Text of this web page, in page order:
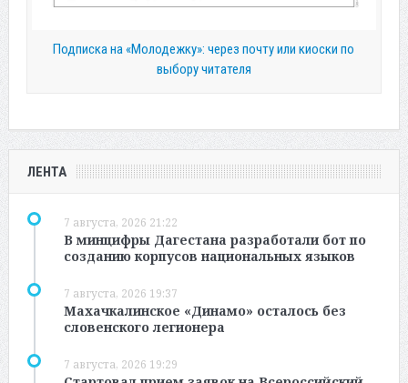
Подписка на «Молодежку»: через почту или киоски по
выбору читателя
ЛЕНТА
7 августа, 2026 21:22
В минцифры Дагестана разработали бот по
созданию корпусов национальных языков
7 августа, 2026 19:37
Махачкалинское «Динамо» осталось без
словенского легионера
7 августа, 2026 19:29